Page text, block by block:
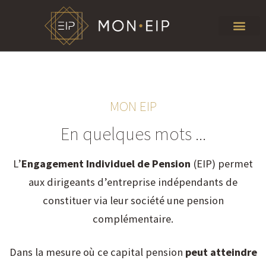
MON EIP
En quelques mots ...
L’Engagement Individuel de Pension (EIP) permet
aux dirigeants d’entreprise indépendants de
constituer via leur société une pension
complémentaire.
Dans la mesure où ce capital pension peut atteindre